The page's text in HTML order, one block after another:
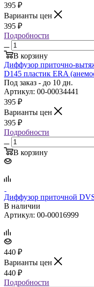
395 ₽
Варианты цен
395 ₽
Подробности
В корзину
Диффузор
D145 пластик ERA
Под заказ - до 10 дн.
Артикул: 00-00034441
395 ₽
Варианты цен
395 ₽
Подробности
В корзину
Диффузор приточной
В наличии
Артикул: 00-00016999
440 ₽
Варианты цен
440 ₽
Подробности